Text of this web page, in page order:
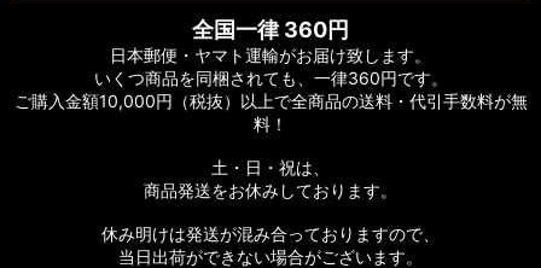
全国一律 360円
日本郵便・ヤマト運輸がお届け致します。
いくつ商品を同梱されても、一律360円です。
ご購入金額10,000円（税抜）以上で全商品の送料・代引手数料が無
料！
土・日・祝は、
商品発送をお休みしております。
休み明けは発送が混み合っておりますので、
当日出荷ができない場合がございます。